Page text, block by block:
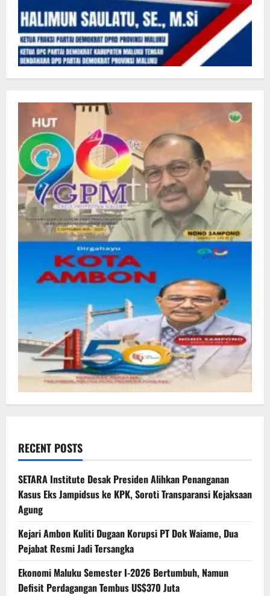
RECENT POSTS
SETARA Institute Desak Presiden Alihkan Penanganan
Kasus Eks Jampidsus ke KPK, Soroti Transparansi Kejaksaan
Agung
Kejari Ambon Kuliti Dugaan Korupsi PT Dok Waiame, Dua
Pejabat Resmi Jadi Tersangka
Ekonomi Maluku Semester I-2026 Bertumbuh, Namun
Defisit Perdagangan Tembus US$370 Juta